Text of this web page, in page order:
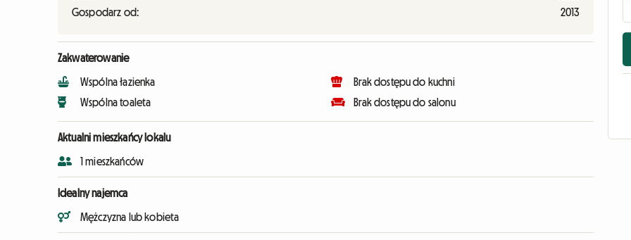
Gospodarz od:
2013
Zakwaterowanie
Wspólna łazienka
Wspólna toaleta
Brak dostępu do kuchni
Brak dostępu do salonu
Aktualni mieszkańcy lokalu
1 mieszkańców
Idealny najemca
Mężczyzna lub kobieta